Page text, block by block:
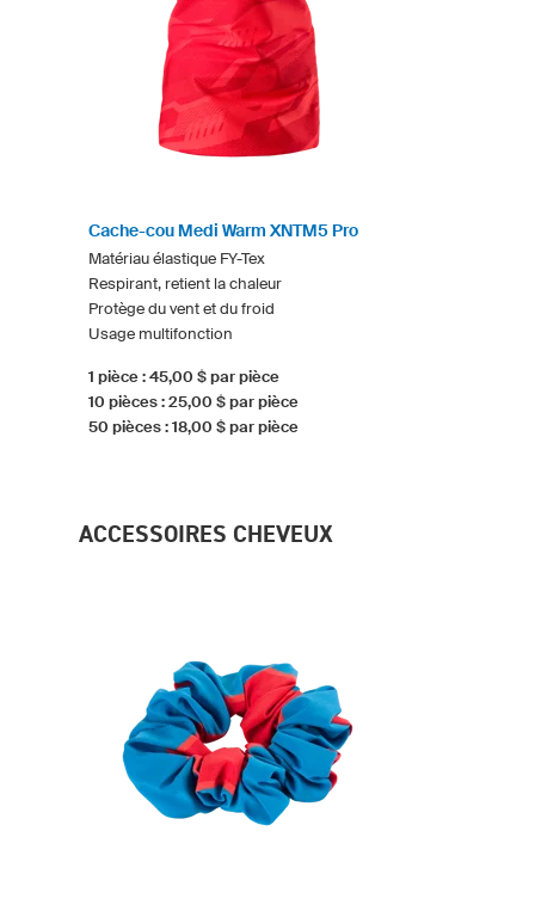
Cache-cou Medi Warm XNTM5 Pro
Matériau élastique FY-Tex
Respirant, retient la chaleur
Protège du vent et du froid
Usage multifonction
1 pièce : 45,00 $ par pièce
10 pièces : 25,00 $ par pièce
50 pièces : 18,00 $ par pièce
ACCESSOIRES CHEVEUX